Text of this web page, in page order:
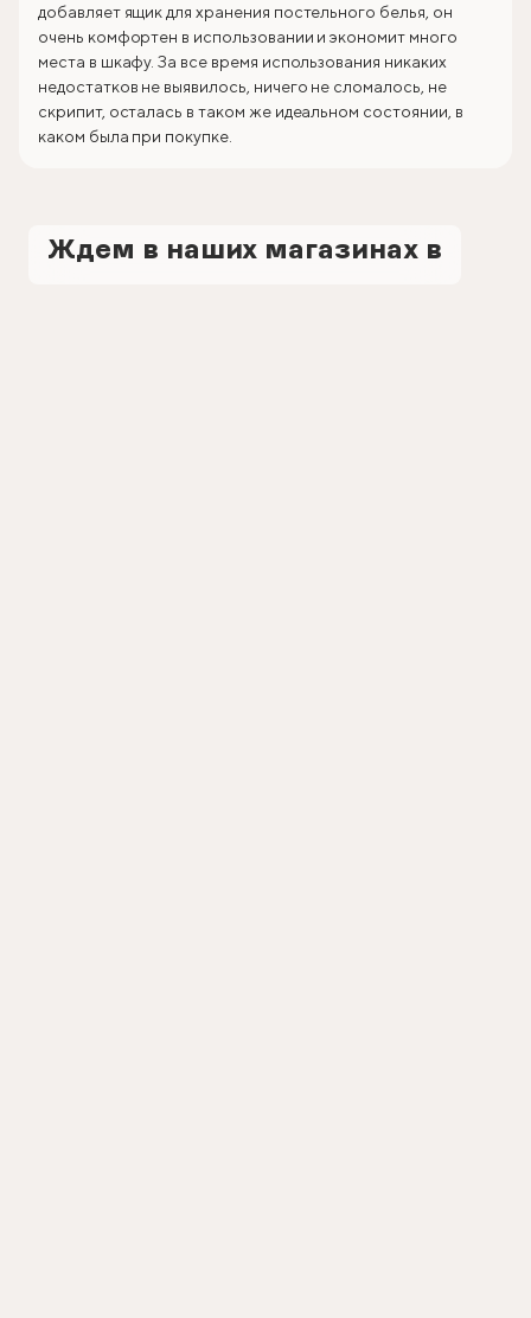
добавляет ящик для хранения постельного белья, он
очень комфортен в использовании и экономит много
места в шкафу. За все время использования никаких
недостатков не выявилось, ничего не сломалось, не
скрипит, осталась в таком же идеальном состоянии, в
каком была при покупке.
Ждем в наших магазинах в